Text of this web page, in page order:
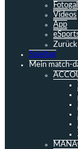
Videos
App
Zurück
Spieltag
Mein match-